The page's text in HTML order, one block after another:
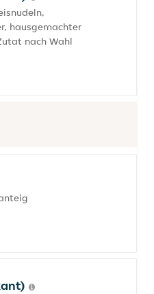
hausgemachter
nach Wahl